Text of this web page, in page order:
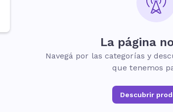
La página
Navegá por las categorías y
que tenemos
Descubrir